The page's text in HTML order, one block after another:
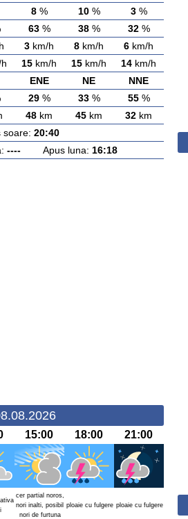
8% 10% 3%
63% 38% 32%
3 km/h 8 km/h 6 km/h
15 km/h 15 km/h 14 km/h
ENE NE NNE
29% 33% 55%
48 km 45 km 32 km
20:40
----Apus luna: 16:18
15:00 18:00 21:00
cer partial noros,
nori inalti, posibil
nori de furtuna
ploaie cu fulgere ploaie cu fulgere